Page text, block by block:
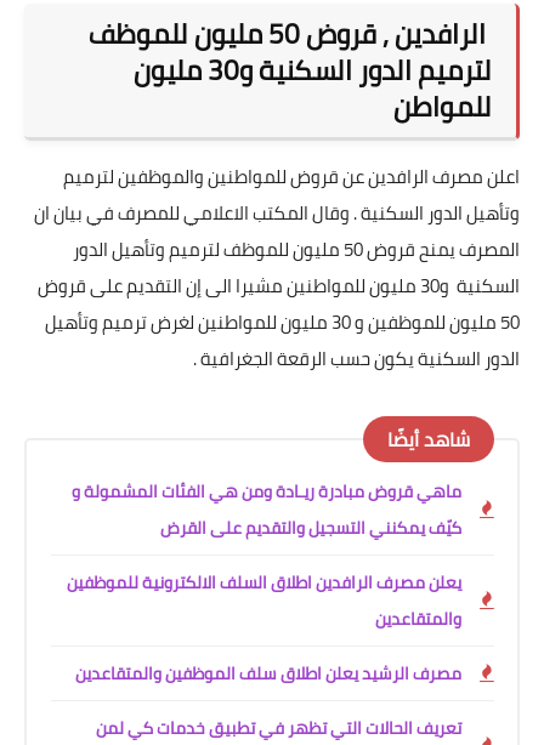
الرافدين , قروض 50 مليون للموظف
لترميم الدور السكنية و30 مليون
للمواطن
اعلن مصرف الرافدين عن قروض للمواطنين والموظفين لترميم
وتأهيل الدور السكنية . وقال المكتب الاعلامي للمصرف في بيان ان
المصرف يمنح قروض 50 مليون للموظف لترميم وتأهيل الدور
السكنية و30 مليون للمواطنين مشيرا الى إن التقديم على قروض
50 مليون للموظفين و 30 مليون للمواطنين لغرض ترميم وتأهيل
الدور السكنية يكون حسب الرقعة الجغرافية .
شاهد أيضًا
ماهي قروض مبادرة ريـادة ومن هي الفئات المشمولة و
كيّف يمكنني التسجيل والتقديم على القرض
يعلن مصرف الرافدين اطلاق السلف الالكترونية للموظفين
والمتقاعدين
مصرف الرشيد يعلن اطلاق سلف الموظفين والمتقاعدين
تعريف الحالات التي تظهر في تطبيق خدمات كي لمن